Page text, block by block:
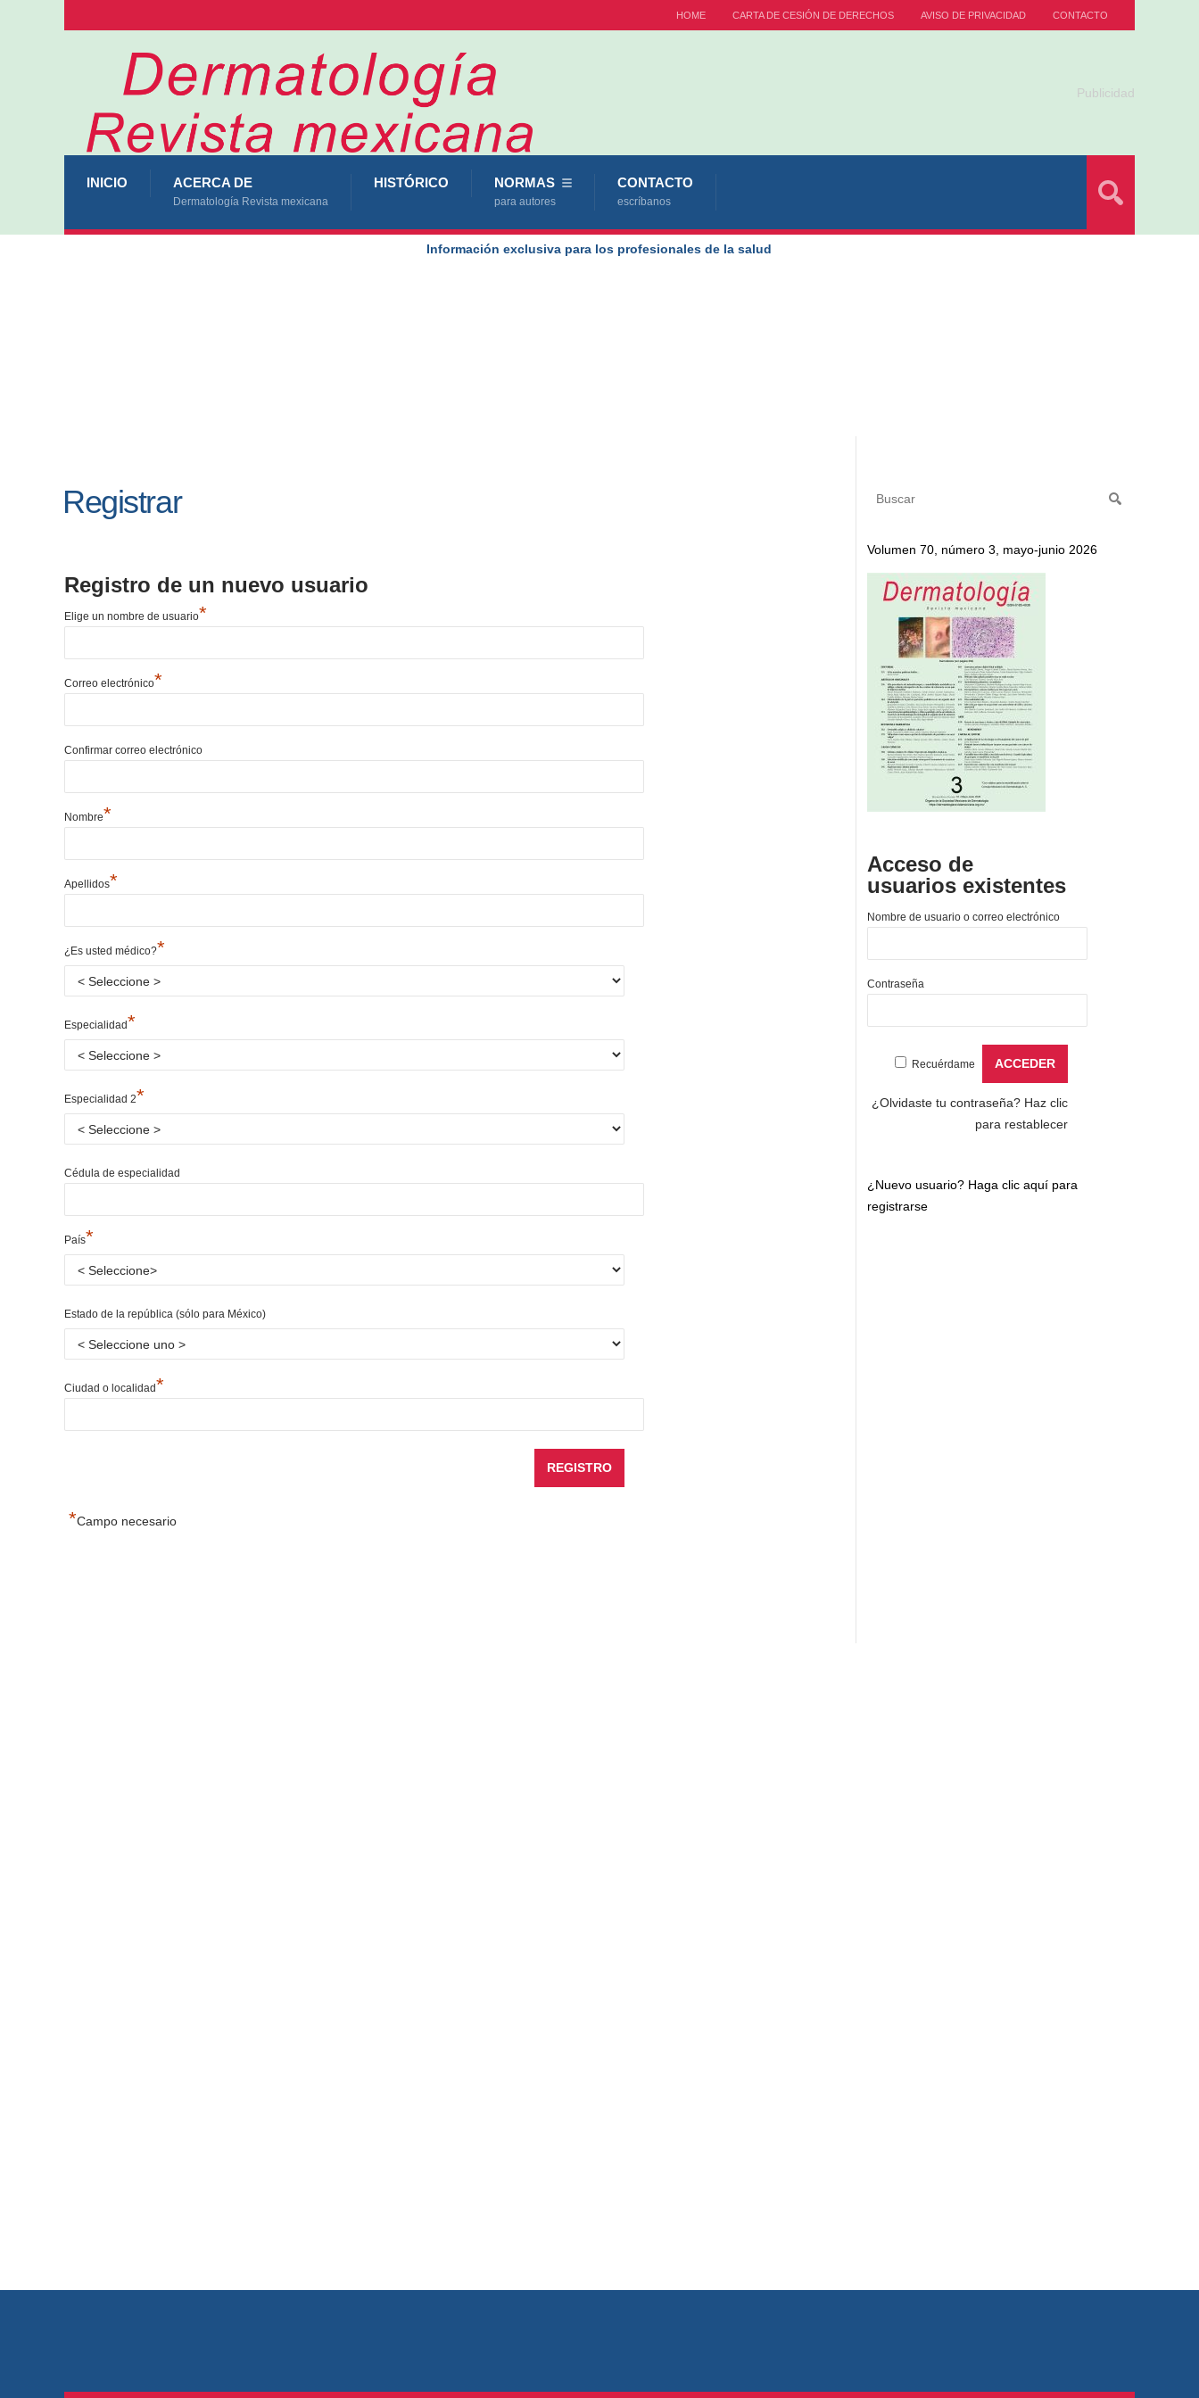
HOME CARTA DE CESIÓN DE DERECHOS AVISO DE PRIVACIDAD CONTACTO
Publicidad
INICIO ACERCA DE
Dermatología Revista mexicana
HISTÓRICO NORMAS
para autores
CONTACTO
escríbanos
Información exclusiva para los profesionales de la salud
Registrar
Registro de un nuevo usuario
Elige un nombre de usuario*
Correo electrónico*
Confirmar correo electrónico
Nombre*
Apellidos*
¿Es usted médico?*
Especialidad*
Especialidad 2*
Cédula de especialidad
País*
Estado de la república (sólo para México)
Ciudad o localidad*
*Campo necesario
Volumen 70, número 3, mayo-junio 2026
Acceso de
usuarios existentes
Nombre de usuario o correo electrónico
Contraseña
Recuérdame
¿Olvidaste tu contraseña? Haz clic
para restablecer
¿Nuevo usuario? Haga clic aquí para
registrarse